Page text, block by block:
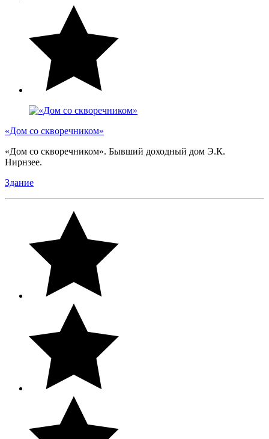
«Дом со скворечником»
«Дом со скворечником». Бывший доходный дом Э.К.
Нирнзее.
Здание